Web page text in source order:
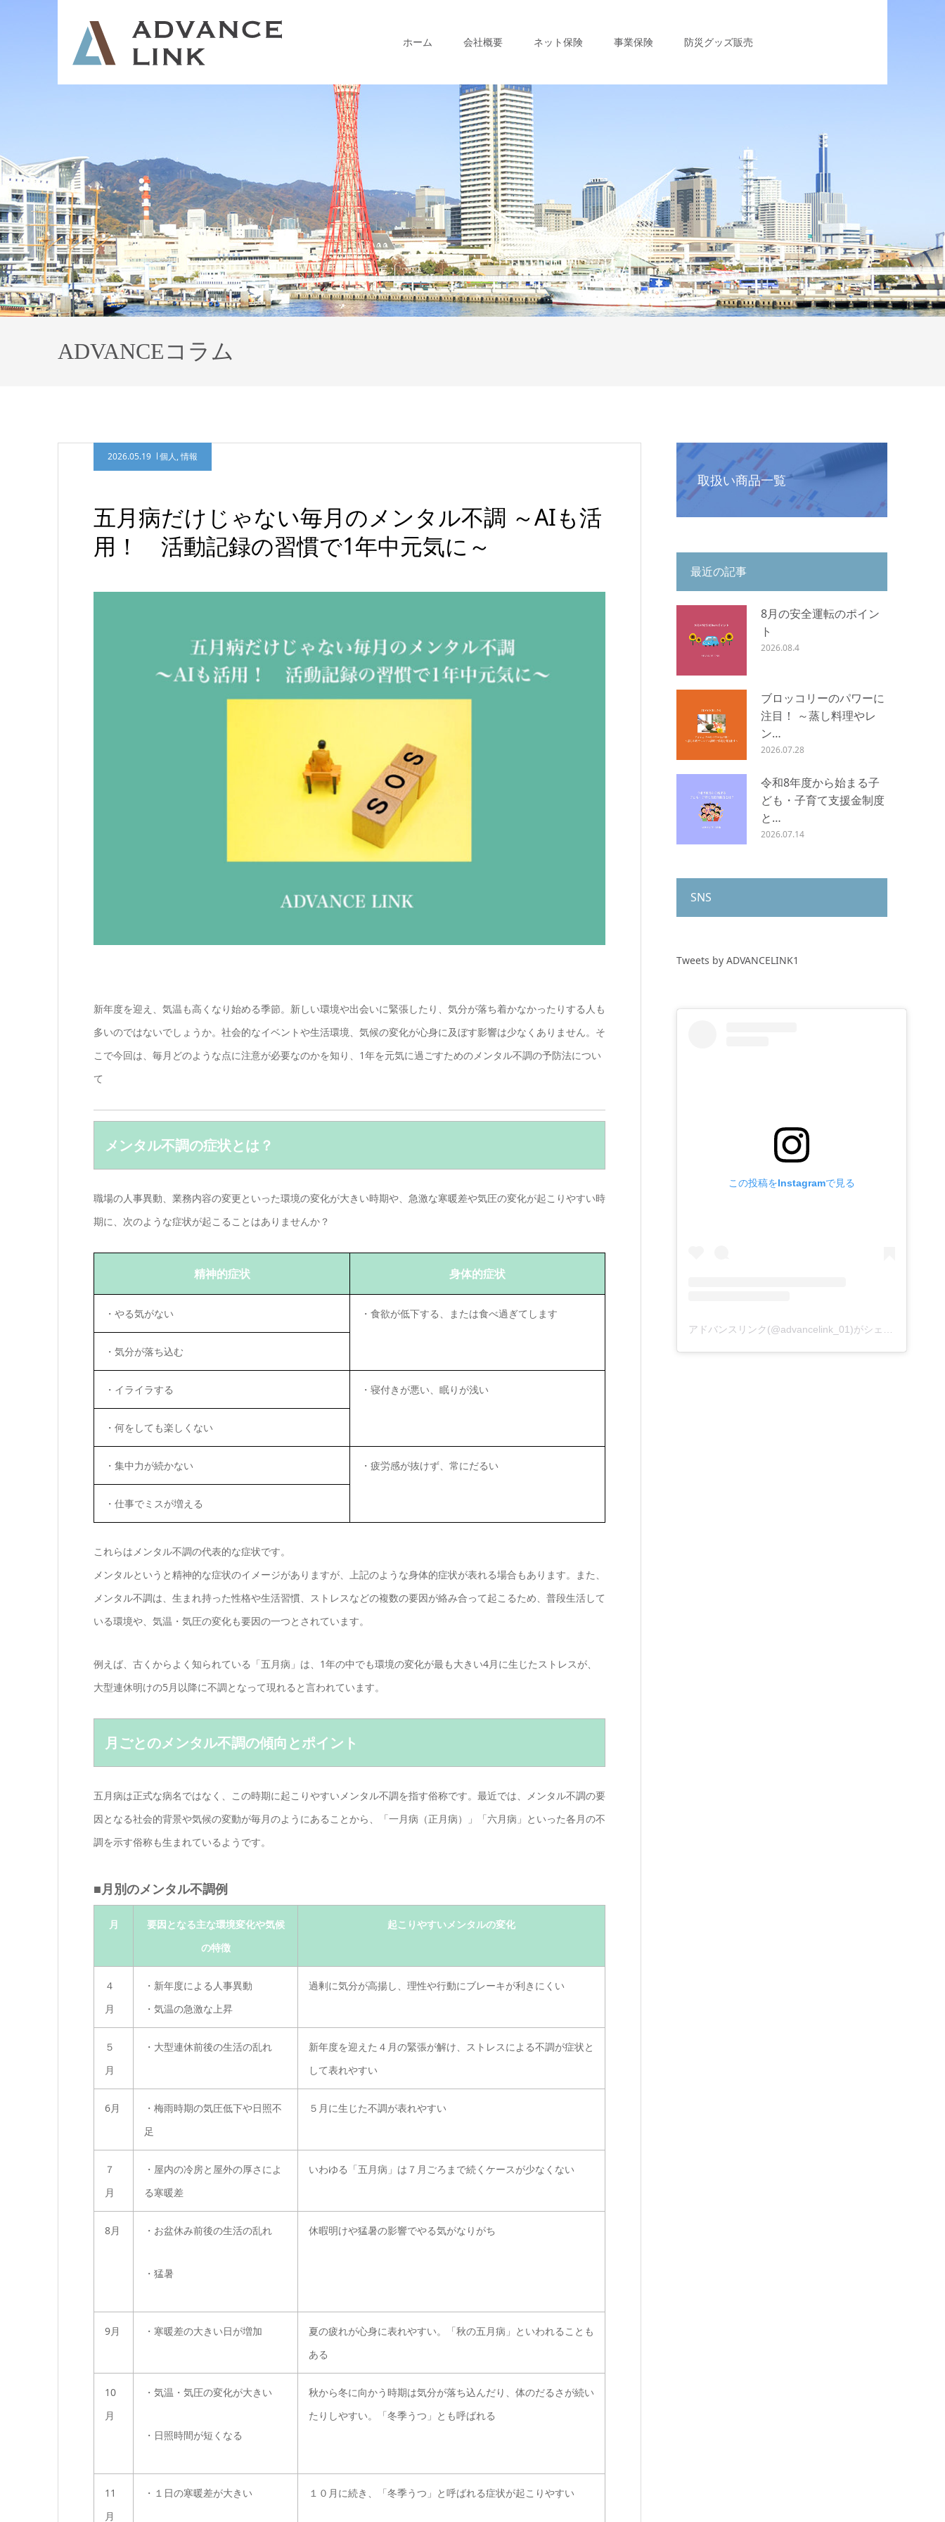
ホーム 会社概要 ネット保険 事業保険 防災グッズ販売
ADVANCEコラム
2026.05.19 個人,情報
五月病だけじゃない毎月のメンタル不調 ～AIも活
用！ 活動記録の習慣で1年中元気に～
新年度を迎え、気温も高くなり始める季節。新しい環境や出会いに緊張したり、気分が落ち着かなかったりする人も
多いのではないでしょうか。社会的なイベントや生活環境、気候の変化が心身に及ぼす影響は少なくありません。そ
こで今回は、毎月どのような点に注意が必要なのかを知り、1年を元気に過ごすためのメンタル不調の予防法につい
て
メンタル不調の症状とは？
職場の人事異動、業務内容の変更といった環境の変化が大きい時期や、急激な寒暖差や気圧の変化が起こりやすい時
期に、次のような症状が起こることはありませんか？
精神的症状 身体的症状
・やる気がない ・食欲が低下する、または食べ過ぎてします
・気分が落ち込む
・イライラする ・寝付きが悪い、眠りが浅い
・何をしても楽しくない
・集中力が続かない ・疲労感が抜けず、常にだるい
・仕事でミスが増える
これらはメンタル不調の代表的な症状です。
メンタルというと精神的な症状のイメージがありますが、上記のような身体的症状が表れる場合もあります。また、
メンタル不調は、生まれ持った性格や生活習慣、ストレスなどの複数の要因が絡み合って起こるため、普段生活して
いる環境や、気温・気圧の変化も要因の一つとされています。
例えば、古くからよく知られている「五月病」は、1年の中でも環境の変化が最も大きい4月に生じたストレスが、
大型連休明けの5月以降に不調となって現れると言われています。
月ごとのメンタル不調の傾向とポイント
五月病は正式な病名ではなく、この時期に起こりやすいメンタル不調を指す俗称です。最近では、メンタル不調の要
因となる社会的背景や気候の変動が毎月のようにあることから、「一月病（正月病）」「六月病」といった各月の不
調を示す俗称も生まれているようです。
■月別のメンタル不調例
月
要因となる主な環境変化や気候
の特徴
起こりやすいメンタルの変化
４
月
・新年度による人事異動
・気温の急激な上昇
過剰に気分が高揚し、理性や行動にブレーキが利きにくい
５
月
・大型連休前後の生活の乱れ
新年度を迎えた４月の緊張が解け、ストレスによる不調が症状と
して表れやすい
6月
・梅雨時期の気圧低下や日照不
足
５月に生じた不調が表れやすい
７
月
・屋内の冷房と屋外の厚さによ
る寒暖差
いわゆる「五月病」は７月ごろまで続くケースが少なくない
8月 ・お盆休み前後の生活の乱れ
・猛暑
休暇明けや猛暑の影響でやる気がなりがち
9月 ・寒暖差の大きい日が増加
夏の疲れが心身に表れやすい。「秋の五月病」といわれることも
ある
10
月
・気温・気圧の変化が大きい
・日照時間が短くなる
秋から冬に向かう時期は気分が落ち込んだり、体のだるさが続い
たりしやすい。「冬季うつ」とも呼ばれる
11
月
・１日の寒暖差が大きい １０月に続き、「冬季うつ」と呼ばれる症状が起こりやすい
取扱い商品一覧
最近の記事
8月の安全運転のポイン
ト
2026.08.4
ブロッコリーのパワーに
注目！ ～蒸し料理やレ
ン…
2026.07.28
令和8年度から始まる子
ども・子育て支援金制度
と…
2026.07.14
SNS
Tweets by ADVANCELINK1
この投稿をInstagramで見る